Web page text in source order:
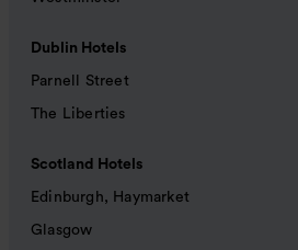
Dublin Hotels
Parnell Street
The Liberties
Scotland Hotels
Edinburgh, Haymarket
Glasgow